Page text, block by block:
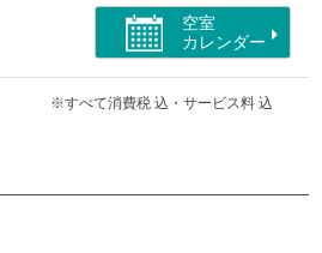
ットができる部屋/洗浄機付トイ
ワーブース/海が見える
空室
カレンダー
※すべて消費税 込・サービス料 込